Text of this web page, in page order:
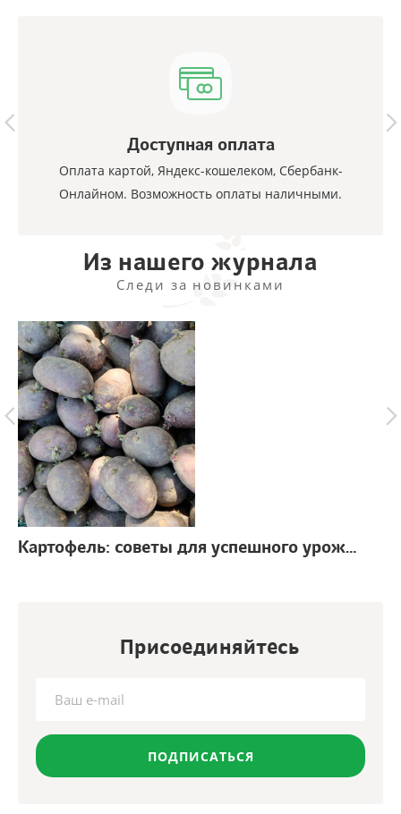
Доступная оплата
Оплата картой, Яндекс-кошелеком, Сбербанк-
Онлайном. Возможность оплаты наличными.
Из нашего журнала
Следи за новинками
Картофель: советы для успешного урожая
Присоединяйтесь
ПОДПИСАТЬСЯ